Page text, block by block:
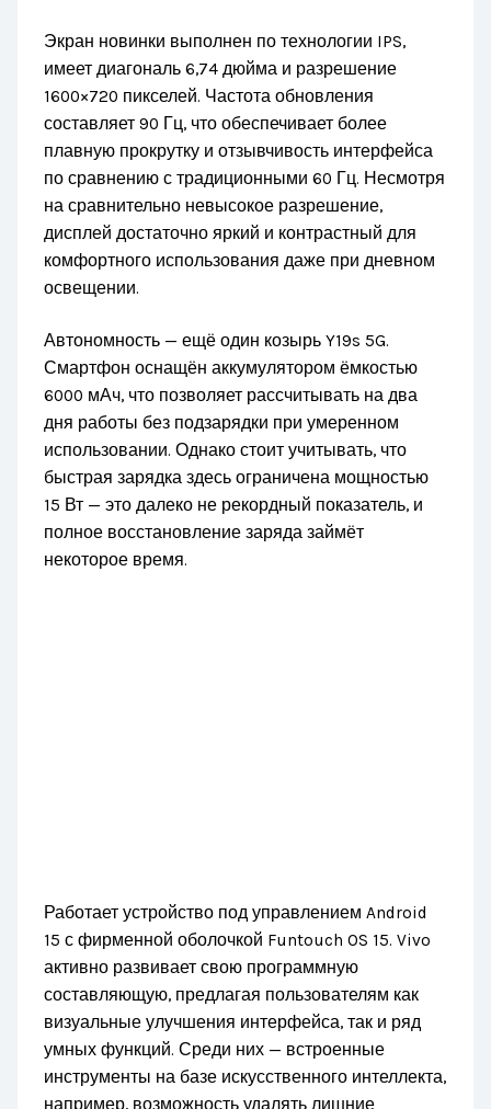
Экран новинки выполнен по технологии IPS,
имеет диагональ 6,74 дюйма и разрешение
1600×720 пикселей. Частота обновления
составляет 90 Гц, что обеспечивает более
плавную прокрутку и отзывчивость интерфейса
по сравнению с традиционными 60 Гц. Несмотря
на сравнительно невысокое разрешение,
дисплей достаточно яркий и контрастный для
комфортного использования даже при дневном
освещении.
Автономность — ещё один козырь Y19s 5G.
Смартфон оснащён аккумулятором ёмкостью
6000 мАч, что позволяет рассчитывать на два
дня работы без подзарядки при умеренном
использовании. Однако стоит учитывать, что
быстрая зарядка здесь ограничена мощностью
15 Вт — это далеко не рекордный показатель, и
полное восстановление заряда займёт
некоторое время.
Работает устройство под управлением Android
15 с фирменной оболочкой Funtouch OS 15. Vivo
активно развивает свою программную
составляющую, предлагая пользователям как
визуальные улучшения интерфейса, так и ряд
умных функций. Среди них — встроенные
инструменты на базе искусственного интеллекта,
например, возможность удалять лишние